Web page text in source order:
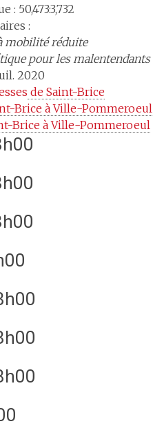
50,473:3,732
:
mobilité réduite
pour les malentendants
2020
de Saint-Brice
Brice à Ville-Pommeroeul
Brice à Ville-Pommeroeul